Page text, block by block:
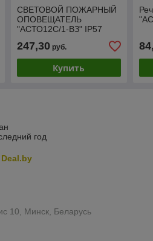
СВЕТОВОЙ ПОЖАРНЫЙ
ОПОВЕЩАТЕЛЬ
"АСТО12С/1-ВЗ" IP57
247,30руб.
Купить
год
Deal.by
10, Минск, Беларусь